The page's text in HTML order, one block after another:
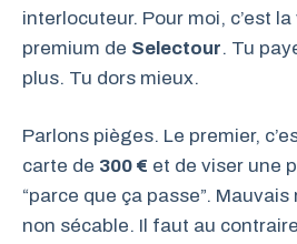
interlocuteur. Pour moi, c’est
premium de Selectour. Tu
plus. Tu dors mieux.
Parlons pièges. Le premier,
carte de 300 € et de viser une
“parce que ça passe”.
non sécable. Il faut au